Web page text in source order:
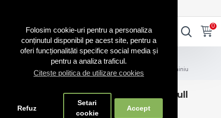
Folosim cookie-uri pentru a personaliza
conținutul disponibil pe acest site, pentru a
oferi funcționalităti specifice social media și
pentru a analiza traficul.
Citește politica de utilizare cookies
Refuz
Setari
cookie
Accept
0
Scaune RO
Scaune birou fabricate în România
Scaun ergonomic Enjoy cu tetieră-full mesh și bază aluminiu
Scaun ergonomic Enjoy cu tetieră-full
mesh și bază aluminiu